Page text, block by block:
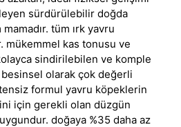
sürdürülebilir doğda
tüm ırk yavru
mükemmel kas tonusu ve
sindirilebilen ve komple
olarak çok değerli
formul yavru köpeklerin
için gerekli olan düzgün
doğaya %35 daha az